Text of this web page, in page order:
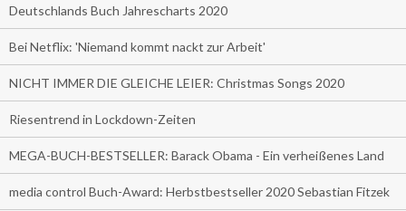
Deutschlands Buch Jahrescharts 2020
Bei Netflix: 'Niemand kommt nackt zur Arbeit'
NICHT IMMER DIE GLEICHE LEIER: Christmas Songs 2020
Riesentrend in Lockdown-Zeiten
MEGA-BUCH-BESTSELLER: Barack Obama - Ein verheißenes Land
media control Buch-Award: Herbstbestseller 2020 Sebastian Fitzek